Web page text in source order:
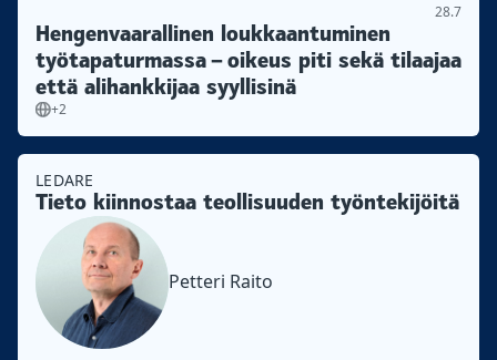
28.7
Hengenvaarallinen loukkaantuminen
työtapaturmassa – oikeus piti sekä tilaajaa
että alihankkijaa syyllisinä
+2
LEDARE
Tieto kiinnostaa teollisuuden työntekijöitä
Petteri Raito